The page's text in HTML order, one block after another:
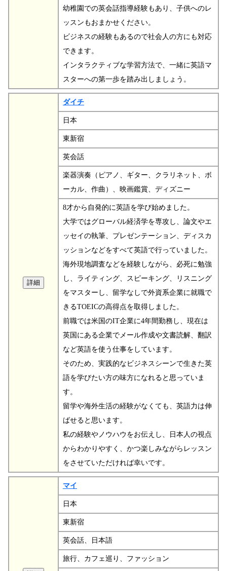
幼稚園での英会話指導経験もあり、子供へのレ
ッスンもおまかせください。
ビジネスの経験もあるので社会人の方にも対応
できます。
インタラクティブな学習方法で、一緒に英語マ
スターへの第一歩を踏み出しましょう。
ダイチ
日本
東新宿
英会話
楽器演奏（ピアノ、ギター、クラリネット、ボ
ーカル、作曲）、映画鑑賞、ディズニー
8才から自発的に英語を学び始めました。
大学ではグローバル経済学を専攻し、論文やエ
ッセイの執筆、プレゼンテーション、ディスカ
ッションなどをすべて英語で行っていました。
海外現地調査などを経験しながら、必死に勉強
し、ライティング、スピーキング、リスニング
をマスターし、留学なしで外資系企業に就職で
きるTOEICの高得点を取得しました。
前職では米国のIT企業に4年間勤務し、現在は
英国にある企業でメール作成や文書読解、翻訳
など英語を使う仕事をしています。
そのため、実践的なビジネスシーンで生きた英
語を学びたい方の味方になれると思っていま
す。
留学や海外生活の経験がなくても、英語力は伸
ばせると思います。
私の経験やノウハウをお伝えし、日本人の視点
からわかりやすく、かつ楽しみながらレッスン
をさせていただければ幸いです。
マイ
日本
東新宿
英会話、日本語
旅行、カフェ巡り、ファッション